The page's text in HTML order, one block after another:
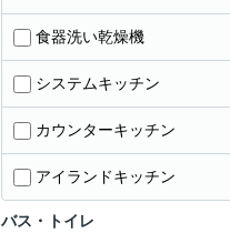
食器洗い乾燥機
システムキッチン
カウンターキッチン
アイランドキッチン
バス・トイレ